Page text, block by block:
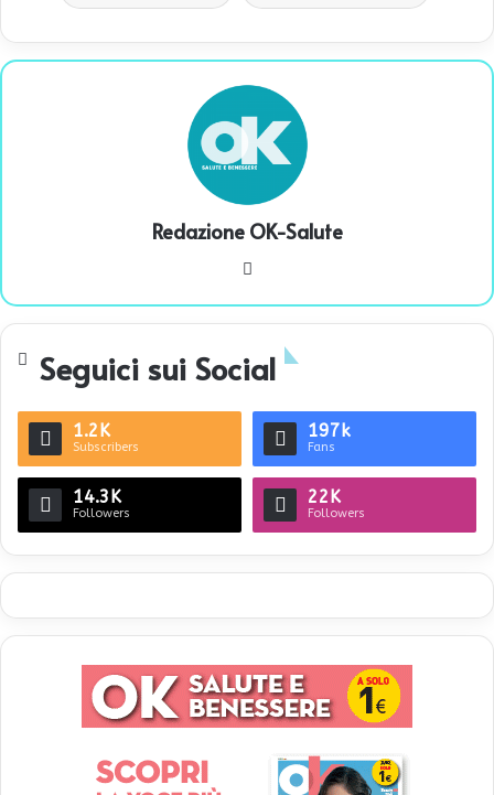
Redazione OK-Salute
te
Seguici sui Social
1.2K
Subscribers
197k
Fans
14.3K
Followers
22K
Followers